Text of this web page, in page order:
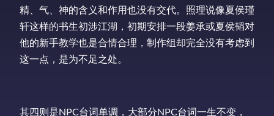
精、气、神的含义和作用也没有交代。照理说像夏侯瑾
轩这样的书生初涉江湖，初期安排一段姜承或夏侯韬对
他的新手教学也是合情合理，制作组却完全没有考虑到
这一点，是为不足之处。
其四则是NPC台词单调，大部分NPC台词一生不变，